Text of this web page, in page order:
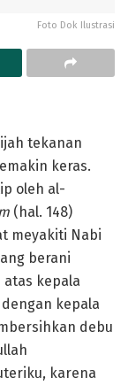
Foto Dok Ilustrasi
tekanan
keras.
oleh al-
(hal. 148)
meyakiti Nabi
berani
kepala
kepala
debu
karena